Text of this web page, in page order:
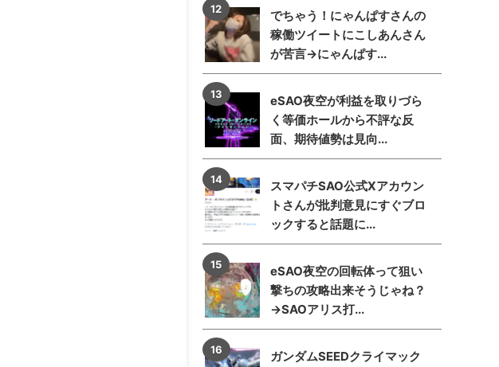
でちゃう！にゃんぱすさんの
稼働ツイートにこしあんさん
が苦言→にゃんぱす...
eSAO夜空が利益を取りづら
く等価ホールから不評な反
面、期待値勢は見向...
スマパチSAO公式Xアカウン
トさんが批判意見にすぐブロ
ックすると話題に...
eSAO夜空の回転体って狙い
撃ちの攻略出来そうじゃね？
→SAOアリス打...
ガンダムSEEDクライマック